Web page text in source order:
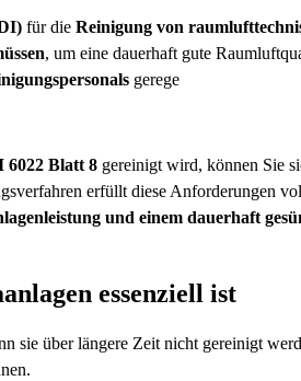
für die Reinigung von
, um eine dauerhaft gute
gerege
6022 Blatt 8 gereinigt wird, können Sie
erfüllt diese Anforderungen
und einem dauerhaft
essenziell ist
sie über längere Zeit nicht gereinigt